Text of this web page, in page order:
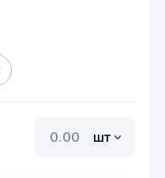
шт